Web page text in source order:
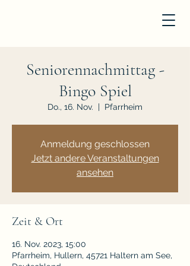
Seniorennachmittag -
Bingo Spiel
Do., 16. Nov.
  |
Pfarrheim
Anmeldung geschlossen
Jetzt andere Veranstaltungen
ansehen
Zeit & Ort
16. Nov. 2023, 15:00
Pfarrheim, Hullern, 45721 Haltern am See,